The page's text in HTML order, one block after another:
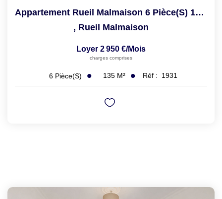
Appartement Rueil Malmaison 6 Pièce(s) 135 M2
, Rueil Malmaison
Loyer 2 950 €/mois
charges comprises
6 Pièce(s) 135 M² Réf : 1931